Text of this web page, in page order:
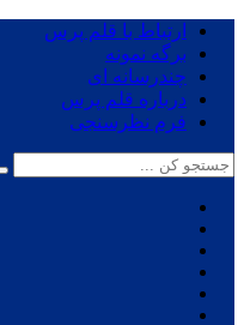
ارتباط با قلم پرس
برگه نمونه
چندرسانه ای
درباره قلم پرس
فرم نظرسنجی